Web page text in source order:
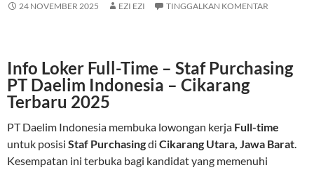
24 NOVEMBER 2025 EZI EZI TINGGALKAN KOMENTAR
Info Loker Full-Time – Staf Purchasing
PT Daelim Indonesia – Cikarang
Terbaru 2025
PT Daelim Indonesia membuka lowongan kerja Full-time
untuk posisi Staf Purchasingdi Cikarang Utara, Jawa Barat.
Kesempatan ini terbuka bagi kandidat yang memenuhi